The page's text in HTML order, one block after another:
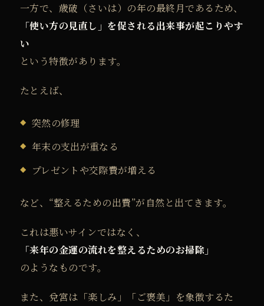
一方で、歳破（さいは）の年の最終月であるため、
「使い方の見直し」を促される出来事が起こりやす
い
という特徴があります。
たとえば、
突然の修理
年末の支出が重なる
プレゼントや交際費が増える
など、“整えるための出費”が自然と出てきます。
これは悪いサインではなく、
「来年の金運の流れを整えるためのお掃除」
のようなものです。
また、兌宮は「楽しみ」「ご褒美」を象徴するた